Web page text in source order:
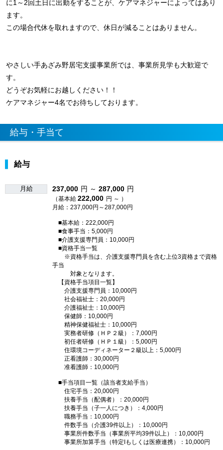
に1～2回土日に出勤をすることが、ケアマネジャーによってはあり
ます。
この場合代休を取れますので、休日が減ることはありません。
やさしい手あざみ野居宅支援事業所では、事業所見学も大歓迎で
す。
どうぞお気軽にお越しください！！
ケアマネジャー4名でお待ちしております。
給与・手当て
給与
月給 237,000 円 ～ 287,000 円
（基本給 222,000 円 ～ ）
月給：237,000円～287,000円
■基本給：222,000円
■食事手当：5,000円
■介護支援専門員：10,000円
■資格手当一覧
※資格手当は、介護支援専門員を含む上位3資格まで資格
手当
対象となります。
【資格手当項目一覧】
介護支援専門員：10,000円
社会福祉士：20,000円
介護福祉士：10,000円
保健師：10,000円
精神保健福祉士：10,000円
実務者研修（ＨＰ２級）：7,000円
初任者研修（ＨＰ１級）：5,000円
住環境コーディネーター２級以上：5,000円
正看護師：30,000円
准看護師：10,000円
■手当項目一覧（該当者支給手当）
住宅手当：20,000円
扶養手当（配偶者）：20,000円
扶養手当（子一人につき）：4,000円
職務手当：10,000円
件数手当（介護39件以上）：10,000円
事業所件数手当（事業所平均39件以上）：10,000円
事業所加算手当（特定Iもしくは医療連携）：10,000円